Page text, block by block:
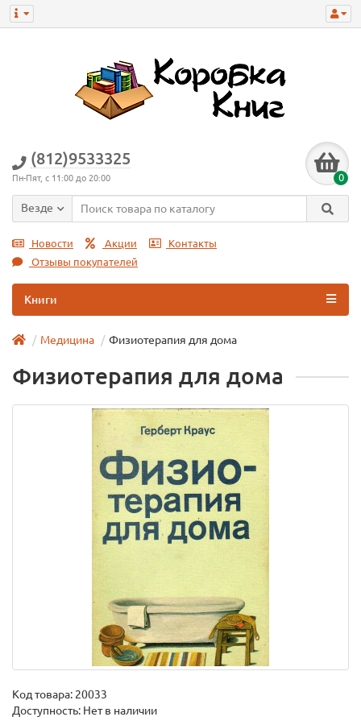
(812)9533325
Пн-Пят, с 11:00 до 20:00 0
Везде
Новости Акции
Контакты
Отзывы покупателей
Книги
Медицина Физиотерапия для дома
Физиотерапия для дома
Код товара: 20033
Доступность: Нет в наличии